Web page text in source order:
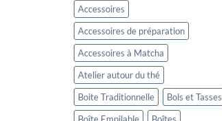
Accessoires
Accessoires de préparation
Accessoires à Matcha
Atelier autour du thé
Boite Traditionnelle
Bols et Tasses